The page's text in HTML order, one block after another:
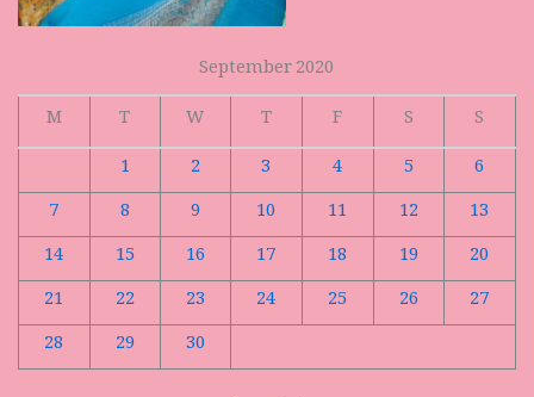
September 2020
M
T W T F S
S
1
2 3 4 5
6
7
8 9 10 11 12
13
14
15 16 17 18 19
20
21
22 23 24 25 26
27
28
29 30